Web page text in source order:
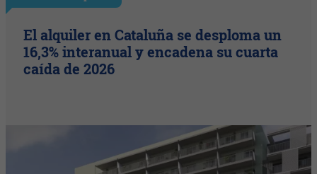
El alquiler en Cataluña se desploma un
16,3% interanual y encadena su cuarta
caída de 2026